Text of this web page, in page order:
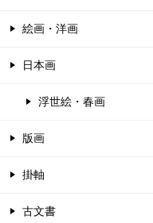
絵画・洋画
日本画
浮世絵・春画
版画
掛軸
古文書